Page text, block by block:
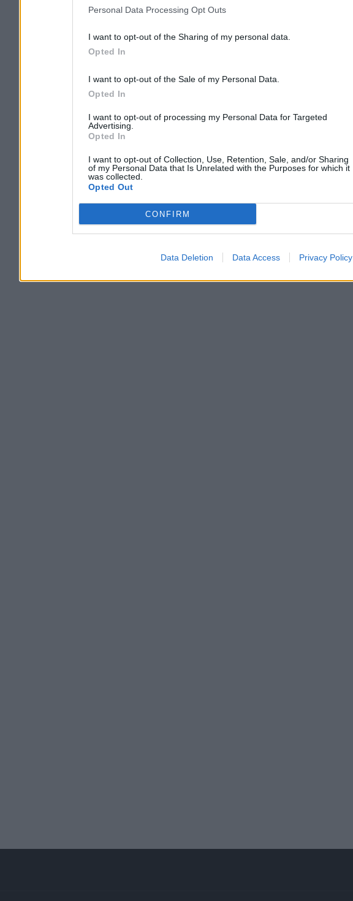
Personal Data Processing Opt Outs
I want to opt-out of the Sharing of my personal data.
Opted In
I want to opt-out of the Sale of my Personal Data.
Opted In
I want to opt-out of processing my Personal Data for Targeted
Advertising.
Opted In
I want to opt-out of Collection, Use, Retention, Sale, and/or Sharing
of my Personal Data that Is Unrelated with the Purposes for which it
was collected.
Opted Out
CONFIRM
Data Deletion Data Access Privacy Policy